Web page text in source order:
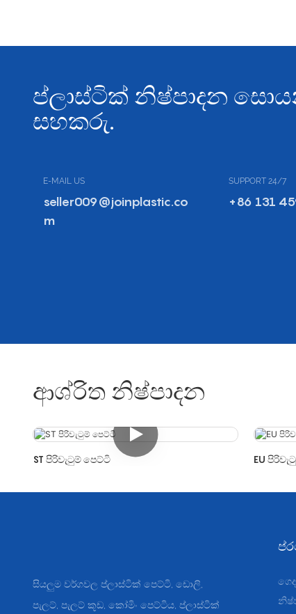
ප්ලාස්ටික් නිෂ්පාදන
සහකරු.
E-MAIL US
seller009@joinplastic.co
m
SUPPORT 24/7
+86 131
ආශ්රිත නිෂ්පාදන
ST පිරිවැටුම් පෙට්ටි EU
සියලුම වර්ගවල ප්ලාස්ටික් පෙට්ටි, ඩොලි,
පැලට්, පැලට් කූඩ, කෝමිං පෙට්ටිය, ප්ලාස්ටික්